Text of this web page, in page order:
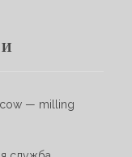
— milling